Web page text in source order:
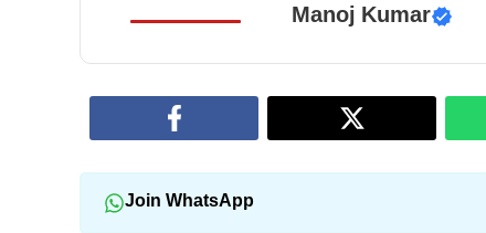
Manoj Kumar
Join WhatsApp